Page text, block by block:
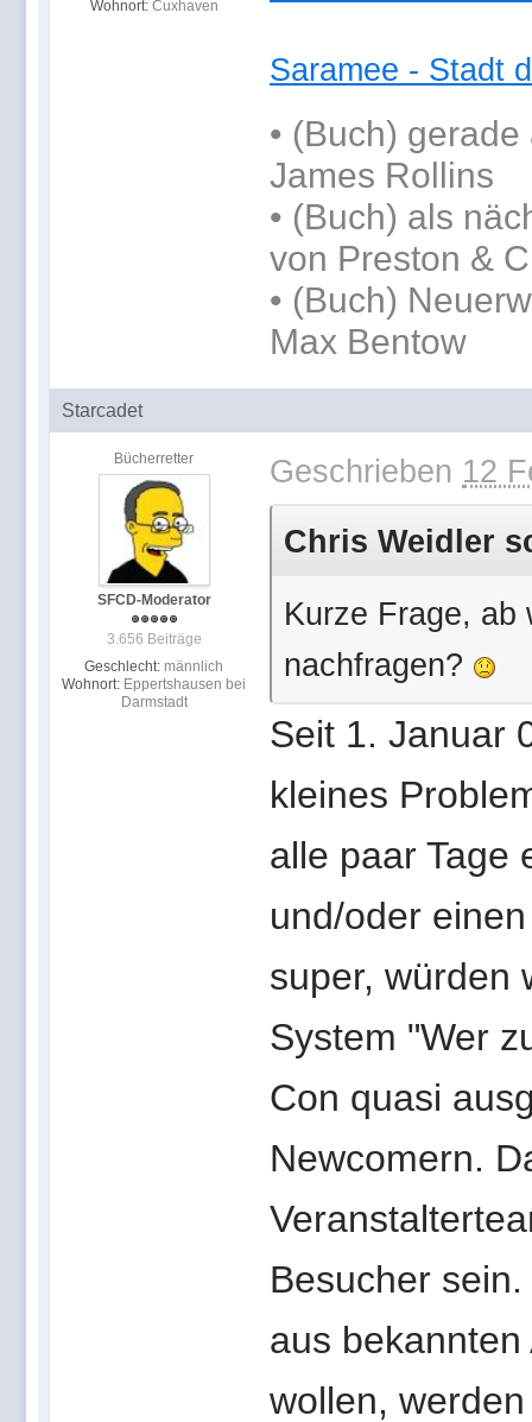
Wohnort: Cuxhaven
Saramee - Stadt
• (Buch) gerade
James Rollins
• (Buch) als
von Preston &
• (Buch)
Max Bentow
Starcadet
Bücherretter
SFCD-Moderator
3.656 Beiträge
Geschlecht: männlich
Wohnort: Eppertshausen bei
Darmstadt
Geschrieben 12
Chris Weidler
Kurze Frage, ab
nachfragen?
Seit 1. Januar
kleines
alle paar Tage
und/oder
super, würden
System "Wer
Con quasi
Newcomern.
Besucher
aus
wollen,